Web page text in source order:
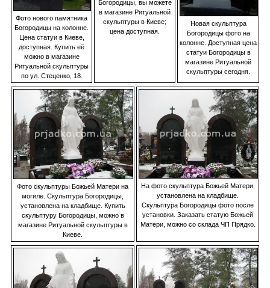
Фото нового памятника
Богородицы на колонне.
Цена статуи в Киеве,
доступная. Купить её
можно в магазине
Ритуальной скульптуры
по ул. Стеценко, 18.
Богородицы, вы можете
в магазине Ритуальной
скульптуры в Киеве;
цена доступная.
Новая скульптура
Богородицы фото на
колонне. Доступная цена
статуи Богородицы в
магазине Ритуальной
скульптуры сегодня.
Фото скульптуры Божьей Матери на
могиле. Скульптура Богородицы,
установлена на кладбище. Купить
скульптуру Богородицы, можно в
магазине Ритуальной скульптуры в
Киеве.
На фото скульптура Божьей Матери,
установлена на кладбище.
Скульптура Богородицы фото после
установки. Заказать статую Божьей
Матери, можно со склада ЧП Прядко.